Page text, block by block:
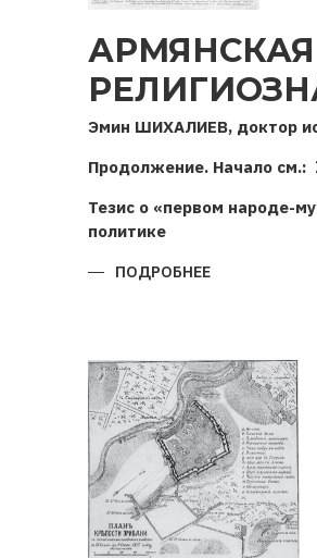
Эмин ШИХАЛИЕВ, доктор
Продолжение. Начало
Тезис о «первом народе-
политике
ПОДРОБНЕЕ
СТРАТЕГИЯ